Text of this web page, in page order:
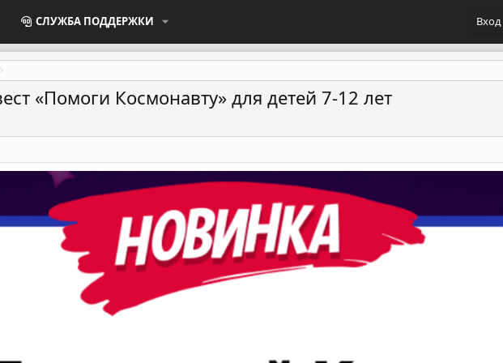
СЛУЖБА ПОДДЕРЖКИ Вход
«Помоги Космонавту» для детей 7-12 лет